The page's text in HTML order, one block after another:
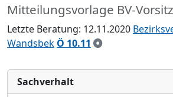
Mitteilungsvorlage BV-Vorsitz
Letzte Beratung: 12.11.2020
Wandsbek Ö 10.11
Sachverhalt